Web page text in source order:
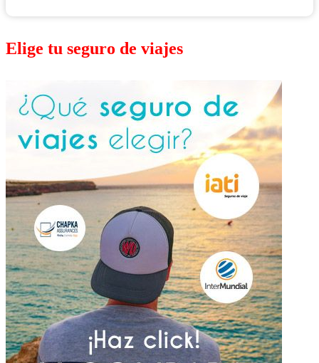
Elige tu seguro de viajes